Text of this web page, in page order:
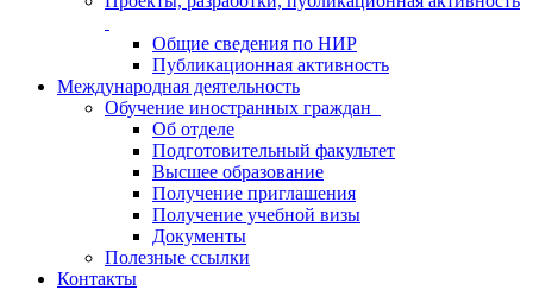
Общие сведения по НИР
Публикационная активность
Международная деятельность
Обучение иностранных граждан
Об отделе
Подготовительный факультет
Высшее образование
Получение приглашения
Получение учебной визы
Документы
Полезные ссылки
Контакты